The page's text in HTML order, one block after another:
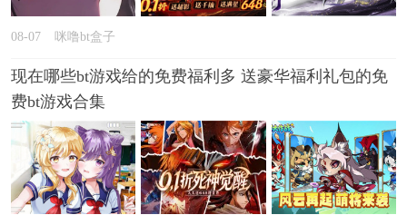
08-07 咪噜bt盒子
现在哪些bt游戏给的免费福利多 送豪华福利礼包的免
费bt游戏合集